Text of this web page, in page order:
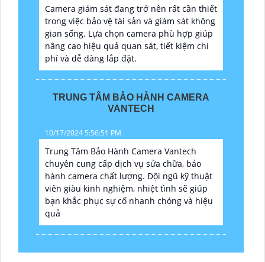
Camera giám sát đang trở nên rất cần thiết
trong việc bảo vệ tài sản và giám sát không
gian sống. Lựa chọn camera phù hợp giúp
nâng cao hiệu quả quan sát, tiết kiệm chi
phí và dễ dàng lắp đặt.
TRUNG TÂM BẢO HÀNH CAMERA
VANTECH
10/17/2024 5:56:51 PM
Trung Tâm Bảo Hành Camera Vantech
chuyên cung cấp dịch vụ sửa chữa, bảo
hành camera chất lượng. Đội ngũ kỹ thuật
viên giàu kinh nghiệm, nhiệt tình sẽ giúp
bạn khắc phục sự cố nhanh chóng và hiệu
quả